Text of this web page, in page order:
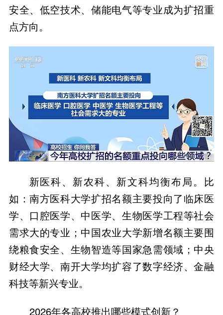
安全、低空技术、储能电气等专业成为扩招重
点方向。
新医科、新农科、新文科均衡布局。比
如：南方医科大学扩招名额主要投向了临床医
学、口腔医学、中医学、生物医学工程等社会
需求大的专业；中国农业大学新增名额主要围
绕粮食安全、生物智造等国家急需领域；中央
财经大学、南开大学均扩容了数字经济、金融
科技等新兴专业。
2026年各高校推出哪些模式创新？